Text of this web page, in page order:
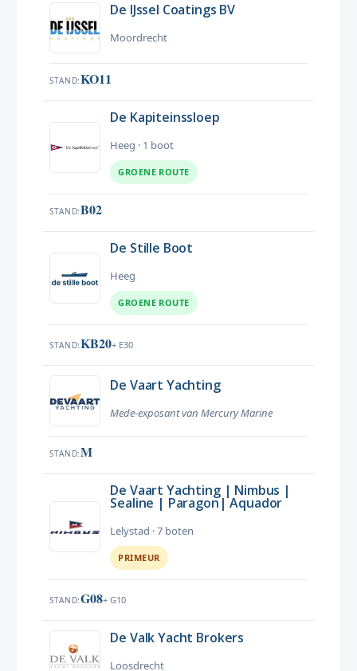
De IJssel Coatings BV
Moordrecht
STAND KO11
De Kapiteinssloep
Heeg · 1 boot
GROENE ROUTE
STAND B02
De Stille Boot
Heeg
GROENE ROUTE
STAND KB20+ E30
De Vaart Yachting
Mede-exposant van Mercury Marine
STAND M
De Vaart Yachting | Nimbus |
Sealine | Paragon| Aquador
Lelystad · 7 boten
PRIMEUR
STAND G08+ G10
De Valk Yacht Brokers
Loosdrecht